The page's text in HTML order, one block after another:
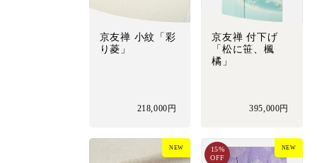
京友禅 小紋「彩
り菱」
218,000円
京友禅 付下げ
「松に笹、楓
橘」
395,000円
NEW NEW
15%
OFF